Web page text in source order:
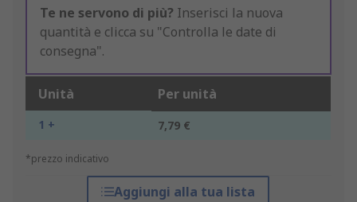
Te ne servono di più? Inserisci la nuova
quantità e clicca su "Controlla le date di
consegna".
Unità Per unità
1 + 7,79 €
*prezzo indicativo
Aggiungi alla tua lista